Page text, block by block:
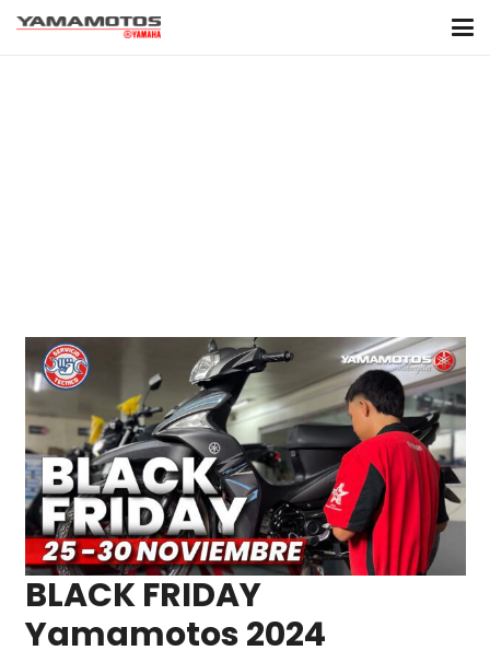
BLACK FRIDAY
Yamamotos 2024